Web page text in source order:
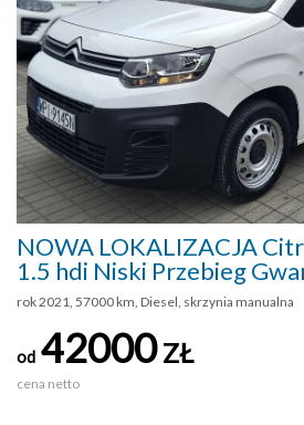
NOWA LOKALIZACJA
1.5 hdi Niski Przebieg
rok 2021, 57000 km, Diesel, skrzynia manualna
od 42000ZŁ
cena netto